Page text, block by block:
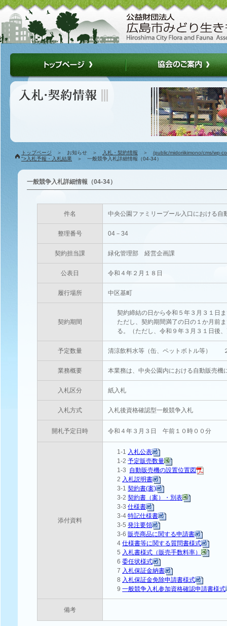
トップページ ＞ お知らせ ＞ 入札・契約情報 ＞ /public/midoriikimono/cms/wp-
">入札予報・入札結果 ＞ 一般競争入札詳細情報（04-34）
一般競争入札詳細情報（04-34）
件名 中央公園ファミリープール入口における
整理番号 04－34
契約担当課 緑化管理部 経営企画課
公表日 令和４年２月１８日
履行場所 中区基町
契約期間
契約締結の日から令和５年３月３１日
ただし、契約期間満了の日の１か月前
る。（ただし、令和９年３月３１日後
予定数量 清涼飲料水等（缶、ペットボトル等）
業務概要 本業務は、中央公園内における自動販売機
入札区分 紙入札
入札方式 入札後資格確認型一般競争入札
開札予定日時 令和４年３月３日 午前１０時００分
添付資料
1-1 入札公表
1-2予定販売数量
1-3 自動販売機の設置位置図
2 入札説明書
3-1契約書(案)
3-2契約書（案）・別表
3-3仕様書
3-4特記仕様書
3-5発注要領
3-6販売商品に関する申請書
4仕様書等に関する質問書様式
5 入札書様式（販売手数料率）
6委任状様式
7 入札保証金納書
8 入札保証金免除申請書様式
9一般競争入札参加資格確認申請書様式
備考